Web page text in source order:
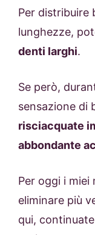
Per distribuire
lunghezze,
denti larghi.
Se però,
sensazione di
risciacquate
abbondante
Per oggi i
eliminare più
qui,